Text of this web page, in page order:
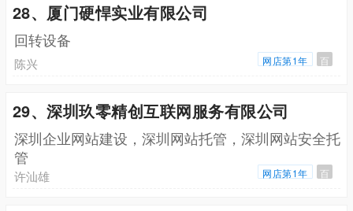
28、厦门硬悍实业有限公司
回转设备
陈兴 网店第1年 百
29、深圳玖零精创互联网服务有限公司
深圳企业网站建设，深圳网站托管，深圳网站安全托
管
许汕雄 网店第1年 百